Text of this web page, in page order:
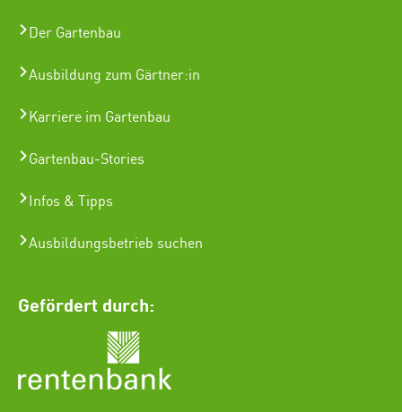
Der Gartenbau
Ausbildung zum Gärtner:in
Karriere im Gartenbau
Gartenbau-Stories
Infos & Tipps
Ausbildungsbetrieb suchen
Gefördert durch: